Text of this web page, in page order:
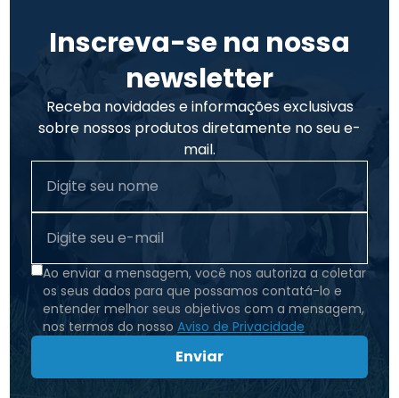
Inscreva-se na nossa
newsletter
Receba novidades e informações exclusivas
sobre nossos produtos diretamente no seu e-
mail.
Ao enviar a mensagem, você nos autoriza a coletar
os seus dados para que possamos contatá-lo e
entender melhor seus objetivos com a mensagem,
nos termos do nossoAviso de Privacidade
Enviar